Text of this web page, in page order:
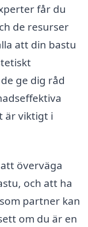
får du
de resurser
att din bastu
ge dig råd
är viktigt i
överväga
och att ha
partner kan
om du är en